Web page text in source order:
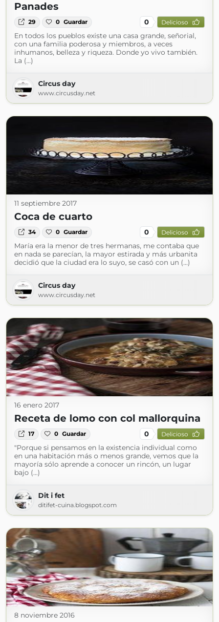
Panades
29 0 Guardar 0 Delicioso
En todos los pueblos existe una casa grande, señorial,
con una familia poderosa y miembros, a veces
inhumanos, belleza y riqueza. Donde yo vivo también.
La (...)
Circus day
www.circusday.net
11 septiembre 2017
Coca de cuarto
34 0 Guardar 0 Delicioso
María era la menor de tres hermanas, me contaba que
en nada se parecían, la mayor estirada y más urbanita
decidió que la ciudad era lo suyo, se casó con un (...)
Circus day
www.circusday.net
16 enero 2017
Receta de lomo con col mallorquina
17 0 Guardar 0 Delicioso
"Porque si pensamos en la existencia individual como
en una habitación más o menos grande, vemos que la
mayoría sólo aprende a conocer un rincón, un lugar
bajo (...)
Dit i fet
ditifet-cuina.blogspot.com
8 noviembre 2016